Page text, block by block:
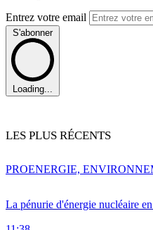
Entrez votre email
S'abonner
Loading...
LES PLUS RÉCENTS
La pénurie d'énergie nucléaire
PROENERGIE,